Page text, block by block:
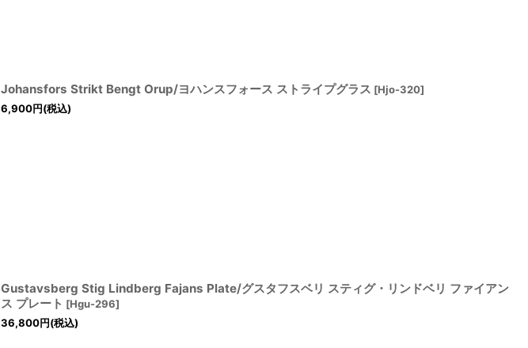
Johansfors Strikt Bengt Orup/ヨハンスフォース ストライプグラス [Hjo-320]
6,900円(税込)
Gustavsberg Stig Lindberg Fajans Plate/グスタフスベリ スティグ・リンドベリ ファイアン
ス プレート [Hgu-296]
36,800円(税込)